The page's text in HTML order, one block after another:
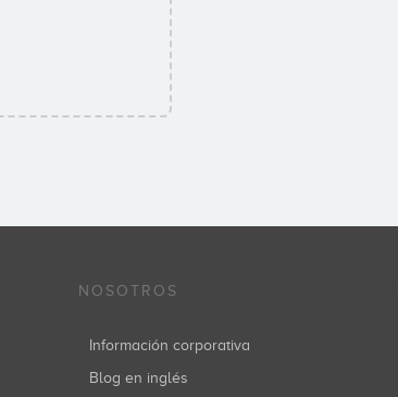
NOSOTROS
Información corporativa
Blog en inglés